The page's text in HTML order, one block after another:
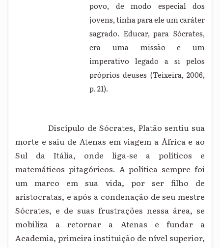
povo, de modo especial dos
jovens, tinha para ele um caráter
sagrado. Educar, para Sócrates,
era uma missão e um
imperativo legado a si pelos
próprios deuses (Teixeira, 2006,
p. 21).
Discípulo de Sócrates, Platão sentiu sua
morte e saiu de Atenas em viagem a África e ao
Sul da Itália, onde liga-se a políticos e
matemáticos pitagóricos. A política sempre foi
um marco em sua vida, por ser filho de
aristocratas, e após a condenação de seu mestre
Sócrates, e de suas frustrações nessa área, se
mobiliza a retornar a Atenas e fundar a
Academia, primeira instituição de nível superior,